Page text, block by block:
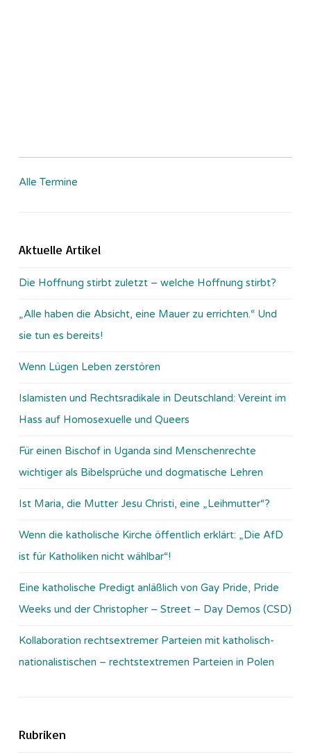
Alle Termine
Aktuelle Artikel
Die Hoffnung stirbt zuletzt – welche Hoffnung stirbt?
„Alle haben die Absicht, eine Mauer zu errichten.“ Und
sie tun es bereits!
Wenn Lügen Leben zerstören
Islamisten und Rechtsradikale in Deutschland: Vereint im
Hass auf Homosexuelle und Queers
Für einen Bischof in Uganda sind Menschenrechte
wichtiger als Bibelsprüche und dogmatische Lehren
Ist Maria, die Mutter Jesu Christi, eine „Leihmutter“?
Wenn die katholische Kirche öffentlich erklärt: „Die AfD
ist für Katholiken nicht wählbar“!
Eine katholische Predigt anläßlich von Gay Pride, Pride
Weeks und der Christopher – Street – Day Demos (CSD)
Kollaboration rechtsextremer Parteien mit katholisch-
nationalistischen – rechtstextremen Parteien in Polen
Rubriken